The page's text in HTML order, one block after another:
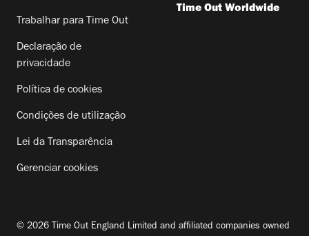
Trabalhar para Time Out
Declaração de
privacidade
Política de cookies
Condições de utilização
Lei da Transparência
Gerenciar cookies
Time Out Worldwide
© 2026 Time Out England Limited and affiliated companies owned